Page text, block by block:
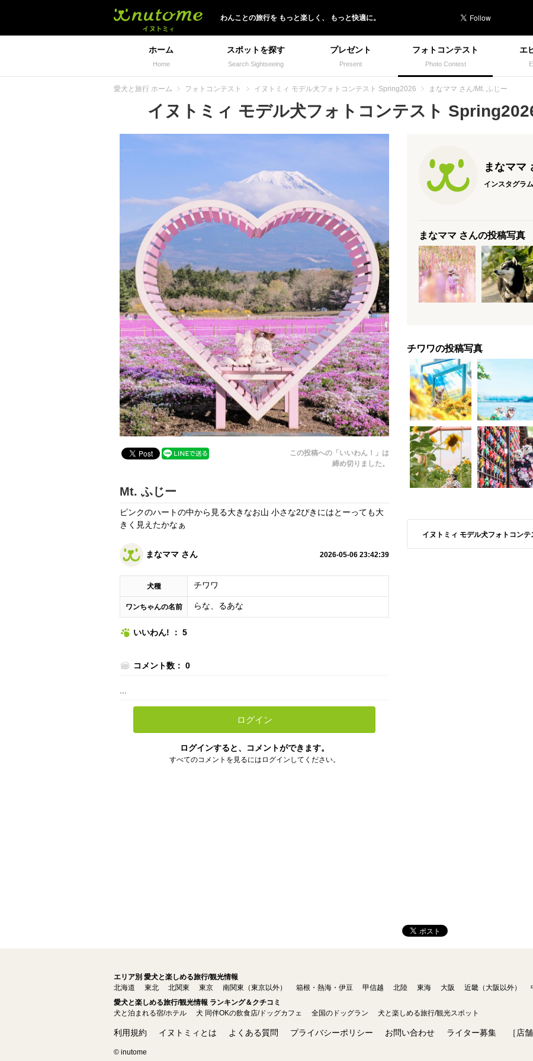
わんことの旅行を もっと楽しく、 もっと快適に。
ホーム
Home
スポットを探す
Search Sightseeing
プレゼント
Present
フォトコンテスト
Photo Contest
エ
愛犬と旅行 ホーム フォトコンテスト イヌトミィ モデル犬フォトコンテスト Spring2026 まなママ さん/Mt. ふじー
イヌトミィ モデル犬フォトコンテスト
この投稿への「いいわん！」は
締め切りました。
Mt. ふじー
ピンクのハートの中から見る大きなお山 小さな2ぴきにはとーっても大
きく見えたかなぁ
まなママ さん 2026-05-06 23:42:39
犬種 チワワ
ワンちゃんの名前 らな、るあな
いいわん! ： 5
コメント数： 0
...
ログイン
ログインすると、コメントができます。
すべてのコメントを見るにはログインしてください。
まなママ
インスタグラム
まなママ さんの投稿写真
チワワの投稿写真
イヌトミィ モデル犬フォトコン
エリア別 愛犬と楽しめる旅行/観光情報
北海道
東北 北関東 東京 南関東（東京以外） 箱根・熱海・伊豆 甲信越 北陸 東海 大阪 近畿（大阪以外）
愛犬と楽しめる旅行/観光情報 ランキング＆クチコミ
犬と泊まれる宿/ホテル
犬 同伴OKの飲食店/ドッグカフェ 全国のドッグラン 犬と楽しめる旅行/観光スポット
利用規約 イヌトミィとは よくある質問 プライバシーポリシー お問い合わせ ライター募集 ［店
© inutome